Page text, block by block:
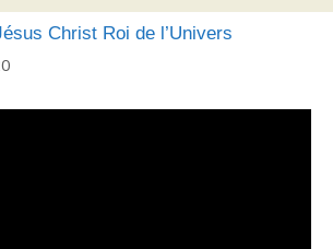
Christ Roi de l’Univers